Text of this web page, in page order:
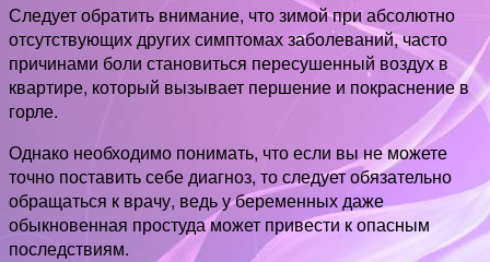
Следует обратить внимание, что зимой при абсолютно
отсутствующих других симптомах заболеваний, часто
причинами боли становиться пересушенный воздух в
квартире, который вызывает першение и покраснение в
горле.
Однако необходимо понимать, что если вы не можете
точно поставить себе диагноз, то следует обязательно
обращаться к врачу, ведь у беременных даже
обыкновенная простуда может привести к опасным
последствиям.